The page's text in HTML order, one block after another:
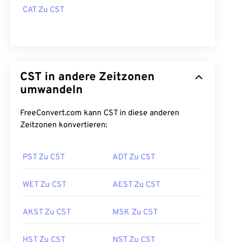
CAT Zu CST
CST in andere Zeitzonen
umwandeln
FreeConvert.com kann CST in diese anderen
Zeitzonen konvertieren:
PST Zu CST ADT Zu CST
WET Zu CST AEST Zu CST
AKST Zu CST MSK Zu CST
HST Zu CST NST Zu CST